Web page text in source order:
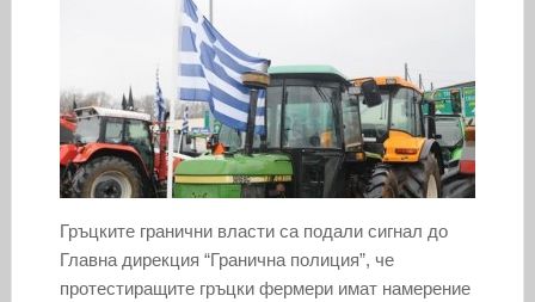
Гръцките гранични власти са подали сигнал до
Главна дирекция “Гранична полиция”, че
протестиращите гръцки фермери имат намерение